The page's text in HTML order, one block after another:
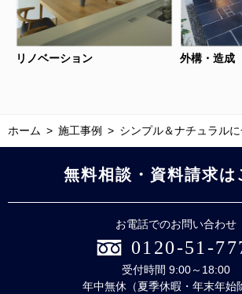
リノベーション 外構・造成
ホーム 施工事例 シンプル＆ナチュラル
無料相談・資料請求は
お電話でのお問い合わせ
0120-51-
受付時間 9:00～18:00
年中無休（夏季休暇・年末年始